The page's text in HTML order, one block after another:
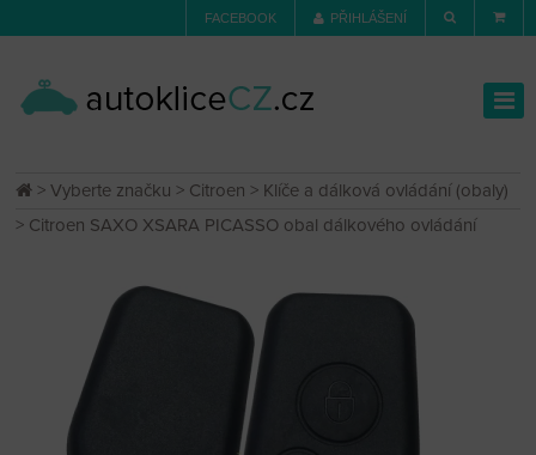
FACEBOOK PŘIHLÁŠENÍ
>Vyberte značku > Citroen > Klíče a dálková ovládání (obaly)
> Citroen SAXO XSARA PICASSO obal dálkového ovládání